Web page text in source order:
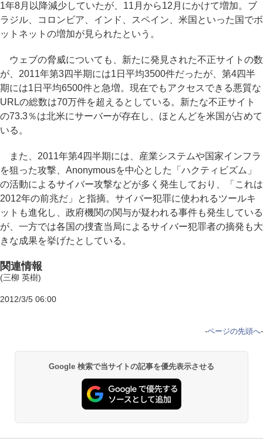
1年8月以降減少していたが、11月から12月にかけて増加。ブ
ラジル、コロンビア、インド、スペイン、米国といった国でボ
ットネットの増加が見られたという。
ウェブの脅威についても、新たに発見された不正サイトの数
が、2011年第3四半期には1日平均3500件だったが、第4四半
期には1日平均6500件と急増。現在でもアクセスできる悪質な
URLの総数は70万件を超えるとしている。新たな不正サイト
の73.3％は北米にサーバーが存在し、ほとんどを米国が占めて
いる。
また、2011年第4四半期には、産業システムや国家インフラ
を狙った攻撃、Anonymousを中心とした「ハクティビズム」
の活動によるサイバー攻撃などが多く発生しており、「これは
2012年の前兆だ」と指摘。サイバー犯罪に使われるツールキ
ットも進化し、政府機関の関与が疑われる事件も発生している
が、一方では各国の捜査当局によるサイバー犯罪者の摘発も大
きな成果を挙げたとしている。
関連情報
(三柳 英樹)
2012/3/5 06:00
-ページの先頭へ-
Google 検索で当サイトの記事を優先表示させる